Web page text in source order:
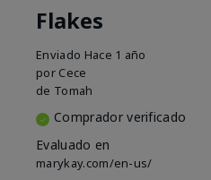
Flakes
Enviado Hace 1 año
por Cece
de Tomah
Comprador verificado
Evaluado en
marykay.com/en-us/